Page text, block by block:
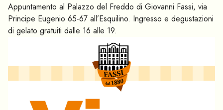
Appuntamento al Palazzo del Freddo di Giovanni Fassi, via
Principe Eugenio 65-67 all’Esquilino. Ingresso e degustazioni
di gelato gratuiti dalle 16 alle 19.